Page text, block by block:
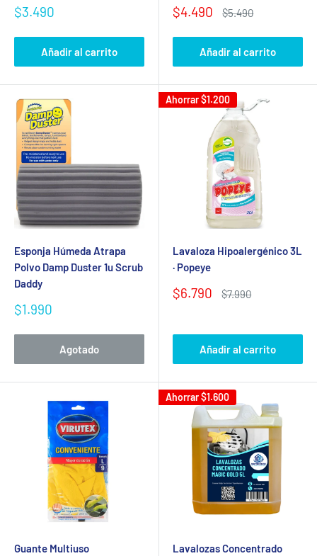
Precio
venta
$3.490
Añadir al carrito
Precio
venta
$4.490
Precio
$5.490
Añadir al carrito
Esponja Húmeda Atrapa
Polvo Damp Duster 1u Scrub
Daddy
Precio
venta
$1.990
Agotado
Ahorrar$1.200
Lavaloza Hipoalergénico 3L
· Popeye
Precio
$6.790
Precio
$7.990
Añadir al carrito
Guante Multiuso
Ahorrar$1.600
Lavalozas Concentrado